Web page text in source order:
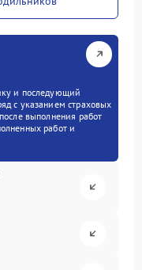
и последующий
с указанием страховых
выполнения работ
работ и